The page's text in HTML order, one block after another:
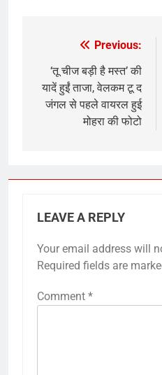
navigation
Previous:
‘तू चीज बड़ी है मस्त’ की
यादें हुईं ताजा, वेलकम टू द
जंगल से पहले वायरल हुई
मोहरा की फोटो
LEAVE A REPLY
Your email address will
Required fields are
Comment *